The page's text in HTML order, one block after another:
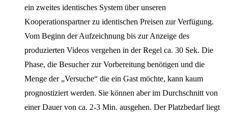
ein zweites identisches System über unseren
Kooperationspartner zu identischen Preisen zur Verfügung.
Vom Beginn der Aufzeichnung bis zur Anzeige des
produzierten Videos vergehen in der Regel ca. 30 Sek. Die
Phase, die Besucher zur Vorbereitung benötigen und die
Menge der „Versuche“ die ein Gast möchte, kann kaum
prognostiziert werden. Sie können aber im Durchschnitt von
einer Dauer von ca. 2-3 Min. ausgehen. Der Platzbedarf liegt